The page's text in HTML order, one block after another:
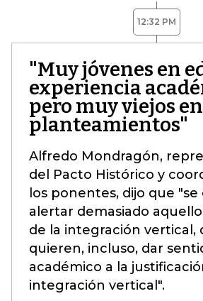
12:32 PM
"Muy jóvenes en
experiencia
pero muy viejos
planteamientos"
Alfredo Mondragón,
del Pacto Histórico y
los ponentes, dijo que
alertar demasiado
de la integración vertical,
quieren, incluso, dar
académico a la
integración vertical".